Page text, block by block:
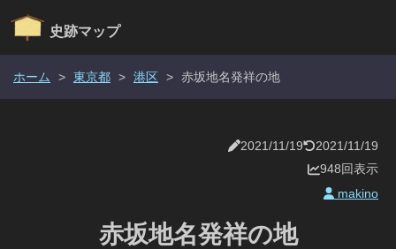
史跡マップ
ホーム > 東京都 > 港区 > 赤坂地名発祥の地
2021/11/19
2021/11/19
948回表示
makino
赤坂地名発祥の地